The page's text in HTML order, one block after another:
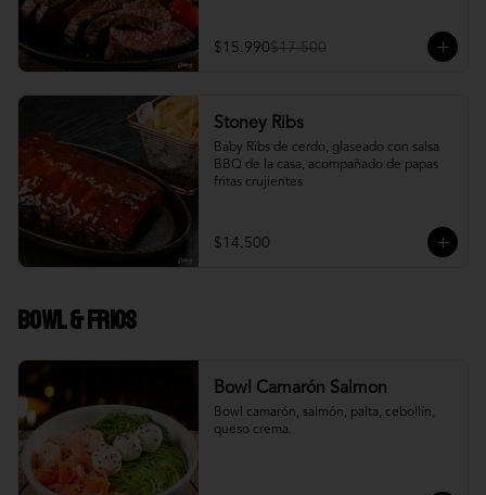
$15.990$17.500
Stoney Ribs
Baby Ribs de cerdo, glaseado con salsa
BBQ de la casa, acompañado de papas
fritas crujientes
$14.500
Bowl & frios
Bowl Camarón Salmon
Bowl camarón, salmón, palta, cebollín,
queso crema.